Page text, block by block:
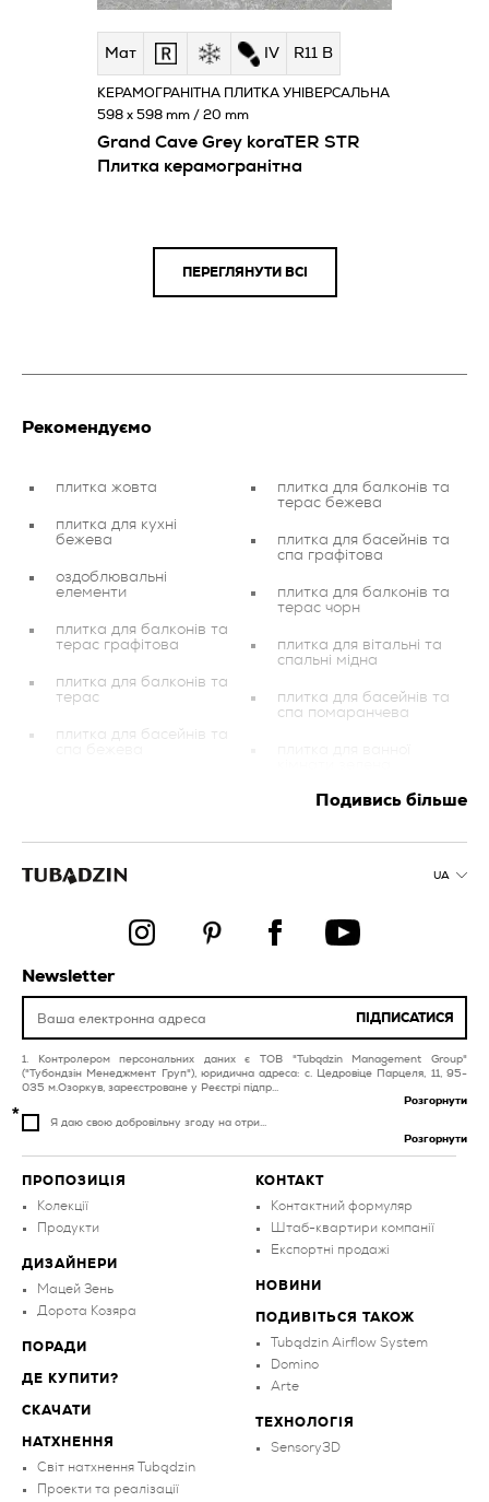
Мат IV R11 B
Grand Cave Grey koraTER STR
Плитка керамогранітна
КЕРАМОГРАНІТНА ПЛИТКА УНІВЕРСАЛЬНА
598 x 598 mm / 20 mm
ПЕРЕГЛЯНУТИ ВСІ
Рекомендуємо
плитка жовта
плитка для кухні
бежева
оздоблювальні
елементи
плитка для балконів та
терас графітова
плитка для балконів та
терас
плитка для басейнів та
плитка золота
плитка для басейнів та
плитка для вітальні та
спальні сіра
плитка для вітальні та
спальні зелена
плитка коричнева
плитка для кухні жовта
плитка для балконів та
терас бежева
плитка для басейнів та
спа графітова
плитка для балконів та
терас чорн
плитка для вітальні та
спальні мідна
плитка для басейнів та
спа помаранчева
плитка для балконів та
плитка універсальна
плитка для балконів та
терас фіолетова
плитка для кухні
золота
Подивись більше
UA
ПРОПОЗИЦІЯ
Колекції
Продукти
ДИЗАЙНЕРИ
Мацей Зень
Дорота Козяра
ПОРАДИ
ДЕ КУПИТИ?
СКАЧАТИ
НАТХНЕННЯ
Світ натхнення Tubądzin
Проекти та реалізації
КОНТАКТ
Контактний формуляр
Штаб-квартири компанії
Експортні продажі
НОВИНИ
ПОДИВІТЬСЯ ТАКОЖ
Tubądzin Airflow System
Domino
Arte
ТЕХНОЛОГІЯ
Sensory3D
Newsletter
ПІДПИСАТИСЯ
Контролером персональних даних є ТОВ "Tubądzin Management Group"
("Тубондзін Менеджмент Груп"), юридична адреса: с. Цедровіце Парцеля, 11, 95-
035 м.Озоркув, зареєстроване у Реєстрі підпр...
Розгорнути
Я даю свою добровільну згоду на отри...
Розгорнути